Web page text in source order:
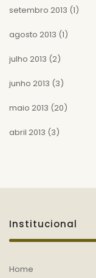
setembro 2013 (1)
agosto 2013 (1)
julho 2013 (2)
junho 2013 (3)
maio 2013 (20)
abril 2013 (3)
Institucional
Home